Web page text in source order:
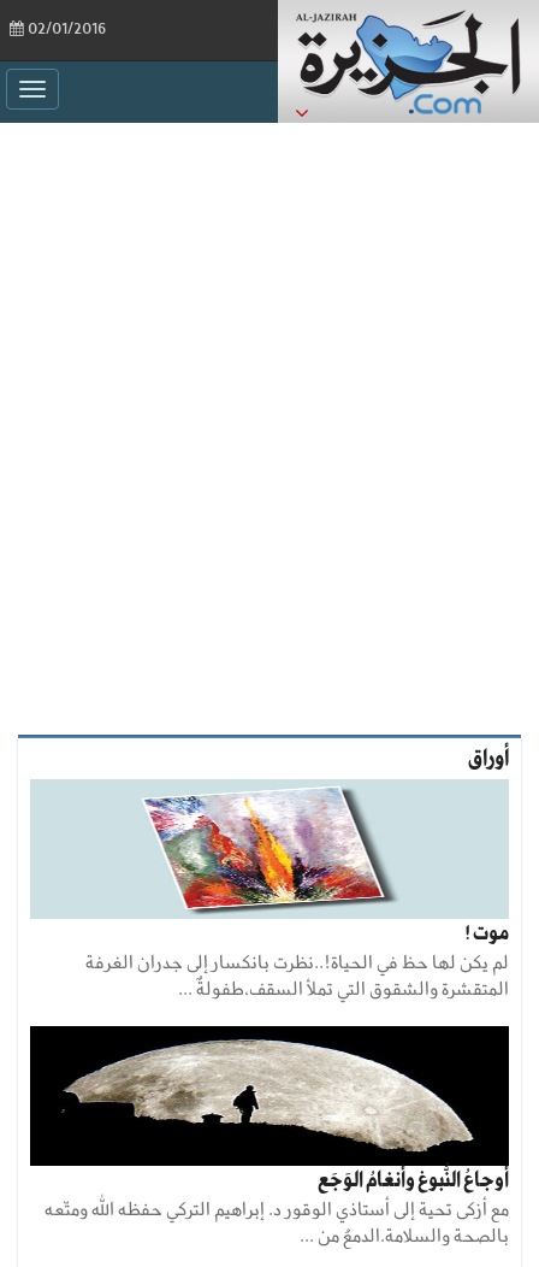
أوراق
موت !
لم يكن لها حظ في الحياة!..نظرت بانكسار إلى جدران الغرفة
المتقشرة والشقوق التي تملأ السقف،طفولةٌ ...
أوجاعُ النُّبوغ وأنغامُ الوَجَع
مع أزكى تحية إلى أستاذي الوقور د. إبراهيم التركي حفظه الله ومتّعه
بالصحة والسلامة.الدمعُ من ...